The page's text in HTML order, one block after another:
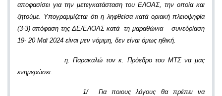
αποφασίσει για την μετεγκατάσταση του ΕΛΟΑΣ, την οποία και
ζητούμε. Υπογραμμίζεται ότι η ληφθείσα κατά οριακή πλειοψηφία
(3-3) απόφαση της ΔΕ/ΕΛΟΑΣ κατά τη μαραθώνια συνεδρίαση
19- 20 Μαϊ 2024 είναι μεν νόμιμη, δεν είναι όμως ηθική.
η. Παρακαλώ τον κ. Πρόεδρο του ΜΤΣ να μας
ενημερώσει:
1/ Για ποιους λόγους θα πρέπει να